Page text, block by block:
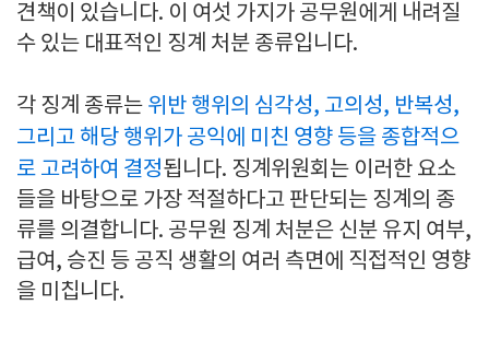
견책이 있습니다. 이 여섯 가지가 공무원에게 내려질
수 있는 대표적인 징계 처분 종류입니다.
각 징계 종류는 위반 행위의 심각성, 고의성, 반복성,
그리고 해당 행위가 공익에 미친 영향 등을 종합적으
로 고려하여 결정됩니다. 징계위원회는 이러한 요소
들을 바탕으로 가장 적절하다고 판단되는 징계의 종
류를 의결합니다. 공무원 징계 처분은 신분 유지 여부,
급여, 승진 등 공직 생활의 여러 측면에 직접적인 영향
을 미칩니다.